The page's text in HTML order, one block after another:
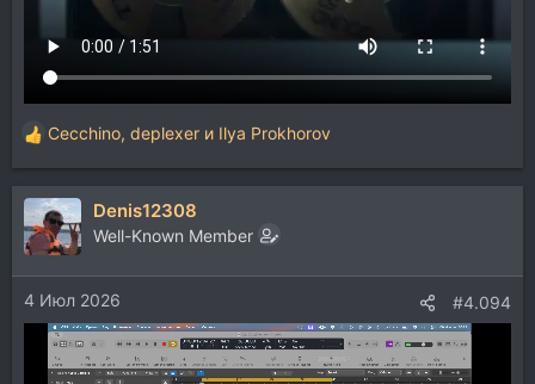
Р
е
а
к
ц
и
и
:
Cecchino, deplexer и Ilya Prokhorov
Denis12308
Well-Known Member
4 Июл 2026 #4.094